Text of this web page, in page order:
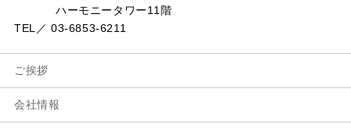
ハーモニータワー11階
TEL／ 03-6853-6211
ご挨拶
会社情報